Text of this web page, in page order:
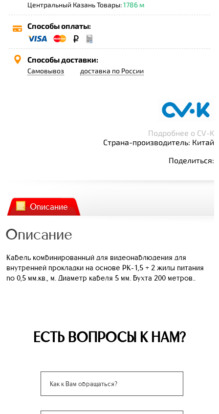
Центральный Казань Товары:1786 м
Способы оплаты:
Способы доставки:
Самовывоз доставка по России
Подробнее о CV-K
Страна-производитель: Китай
Поделиться:
Описание
Описание
Кабель комбинированный для видеонаблюдения для
внутренней прокладки на основе РК-1,5 + 2 жилы питания
по 0,5 мм.кв., м. Диаметр кабеля 5 мм. Бухта 200 метров..
ЕСТЬ ВОПРОСЫ К НАМ?